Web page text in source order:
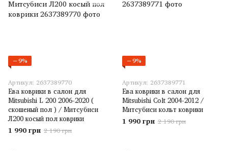
−9%
Артикул: 2637389770
Ева коврики в салон для
Mitsubishi L 200 2006-2020 (
скошеный пол ) / Митсубиси
Л200 косый пол коврики
1 990 грн 2 190 грн
−9%
Артикул: 2637389771
Ева коврики в салон для
Mitsubishi Colt 2004-2012 /
Митсубиси кольт коврики
1 990 грн 2 190 грн